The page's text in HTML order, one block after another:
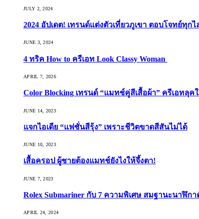
JULY 2, 2024
2024 อัปเดต! เทรนด์แต่งตัวเที่ยวภูเขา ตอบโจทย์ทุก
JUNE 3, 2024
4 ทริค How to ครีเอท Look Classy Woman
APRIL 7, 2026
Color Blocking เทรนด์ “แมทช์คู่สีเสื้อผ้า” ครีเอทลุค
JUNE 14, 2023
แจกไอเดีย “แฟชั่นสีรุ้ง” เพราะชีวิตขาดสีสันไม่ได้
JUNE 10, 2023
เสื้อครอป ผู้ชายต้องแมทช์ยังไงให้จึ้งตา!
JUNE 7, 2023
Rolex Submariner กับ 7 ความพิเศษ สมฐานะนาฬิก
APRIL 24, 2024